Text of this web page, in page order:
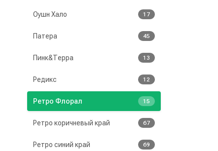
Оушн Хало 17
Патера 45
Пинк&Терра 13
Редикс 12
Ретро Флорал 15
Ретро коричневый край 67
Ретро синий край 69